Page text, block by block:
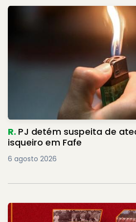
R. PJ detém suspeita de
isqueiro em Fafe
6 agosto 2026